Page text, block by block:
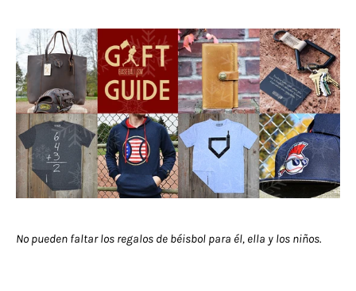
No pueden faltar los regalos de béisbol para él, ella y los niños.